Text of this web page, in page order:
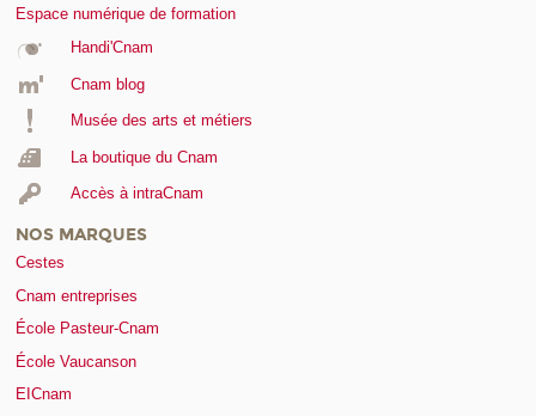
Espace numérique de formation
Handi'Cnam
Cnam blog
Musée des arts et métiers
La boutique du Cnam
Accès à intraCnam
NOS MARQUES
Cestes
Cnam entreprises
École Pasteur-Cnam
École Vaucanson
EICnam